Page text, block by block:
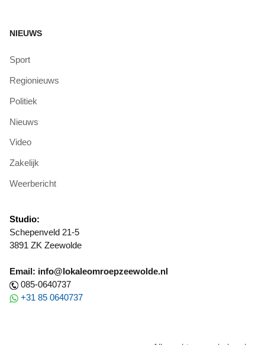
NIEUWS
Sport
Regionieuws
Politiek
Nieuws
Video
Zakelijk
Weerbericht
Studio:
Schepenveld 21-5
3891 ZK Zeewolde
Email: info@lokaleomroepzeewolde.nl
085-0640737
+31 85 0640737